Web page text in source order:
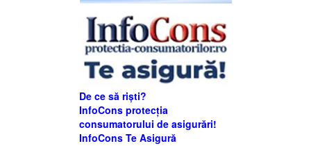
De ce să riști?
InfoCons protecția
consumatorului de asigurări!
InfoCons Te Asigură